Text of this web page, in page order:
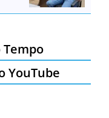
Tempo
YouTube